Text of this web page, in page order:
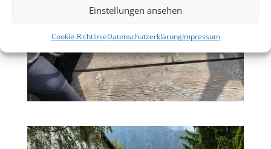
Einstellungen ansehen
Cookie-RichtlinieDatenschutzerklärungImpressum